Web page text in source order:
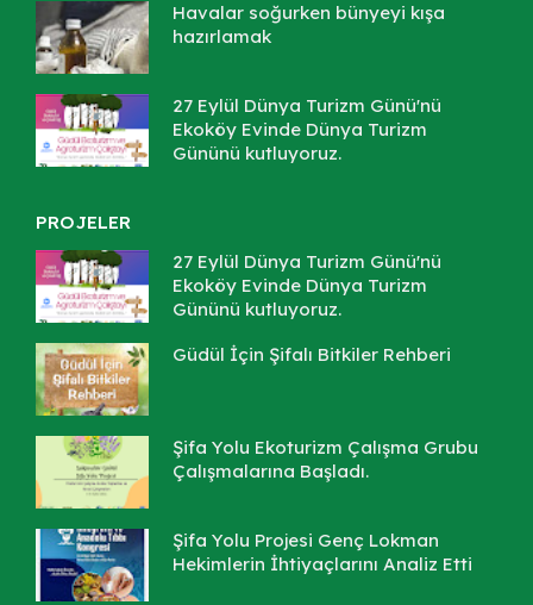
Havalar soğurken bünyeyi kışa
hazırlamak
27 Eylül Dünya Turizm Günü'nü
Ekoköy Evinde Dünya Turizm
Gününü kutluyoruz.
PROJELER
27 Eylül Dünya Turizm Günü'nü
Ekoköy Evinde Dünya Turizm
Gününü kutluyoruz.
Güdül İçin Şifalı Bitkiler Rehberi
Şifa Yolu Ekoturizm Çalışma Grubu
Çalışmalarına Başladı.
Şifa Yolu Projesi Genç Lokman
Hekimlerin İhtiyaçlarını Analiz Etti